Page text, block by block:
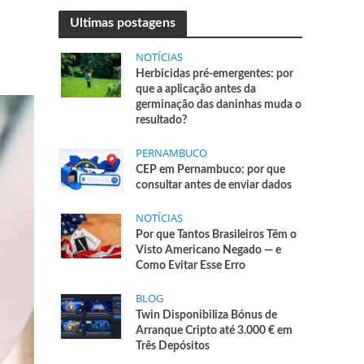
Ultimas postagens
NOTÍCIAS
Herbicidas pré-emergentes: por
que a aplicação antes da
germinação das daninhas muda o
resultado?
PERNAMBUCO
CEP em Pernambuco: por que
consultar antes de enviar dados
NOTÍCIAS
Por que Tantos Brasileiros Têm o
Visto Americano Negado — e
Como Evitar Esse Erro
BLOG
Twin Disponibiliza Bónus de
Arranque Cripto até 3.000 € em
Três Depósitos